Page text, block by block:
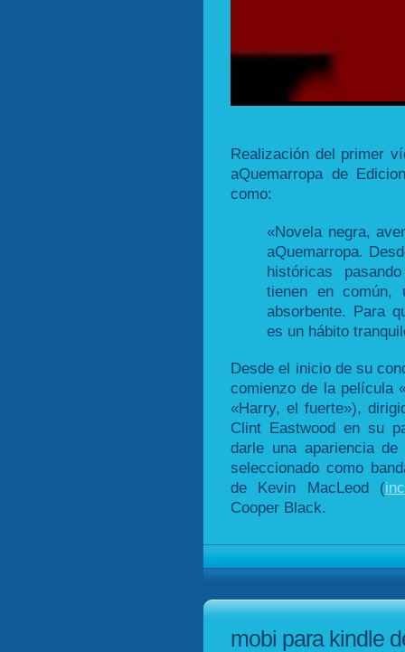
Realización del primer
aQuemarropa de
como:
«Novela negra,
aQuemarropa.
históricas
tienen en común,
absorbente. Para
es un hábito
Desde el inicio de su
comienzo de la película
«Harry, el fuerte»),
Clint Eastwood en su
darle una apariencia
seleccionado como
de Kevin MacLeod (
Cooper Black.
mobi para kindle